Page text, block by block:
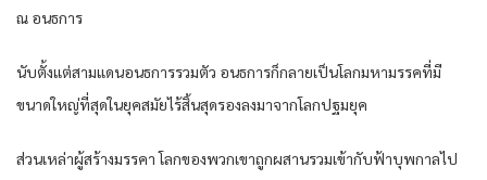
ณ อนธการ
นับตั้งแต่สามแดนอนธการรวมตัว อนธการก็กลายเป็นโลกมหามรรคที่มี
ขนาดใหญ่ที่สุดในยุคสมัยไร้สิ้นสุดรองลงมาจากโลกปฐมยุค
ส่วนเหล่าผู้สร้างมรรคา โลกของพวกเขาถูกผสานรวมเข้ากับฟ้าบุพกาลไป